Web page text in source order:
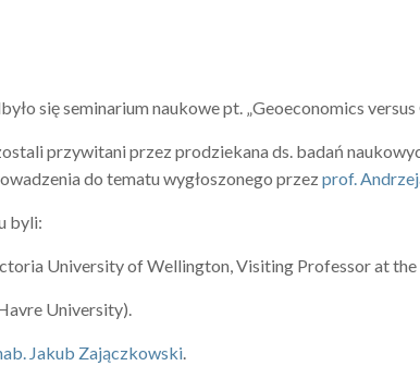
się seminarium naukowe pt. „Geoeconomics
przywitani przez prodziekana ds. badań
do tematu wygłoszonego przezprof.
byli:
University of Wellington, Visiting Professor at
University).
Jakub Zajączkowski.